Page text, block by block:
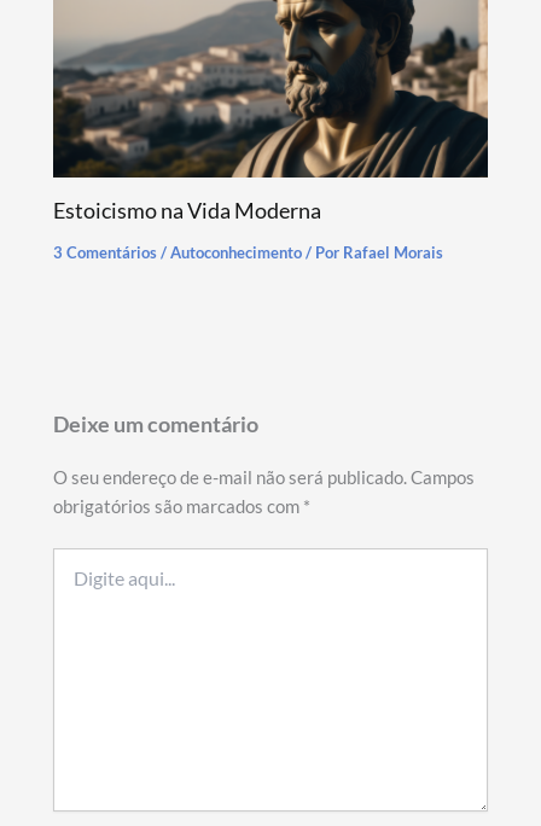
Estoicismo na Vida Moderna
3 Comentários /Autoconhecimento/ Por Rafael Morais
Deixe um comentário
O seu endereço de e-mail não será publicado.Campos
obrigatórios são marcados com *
aqui...